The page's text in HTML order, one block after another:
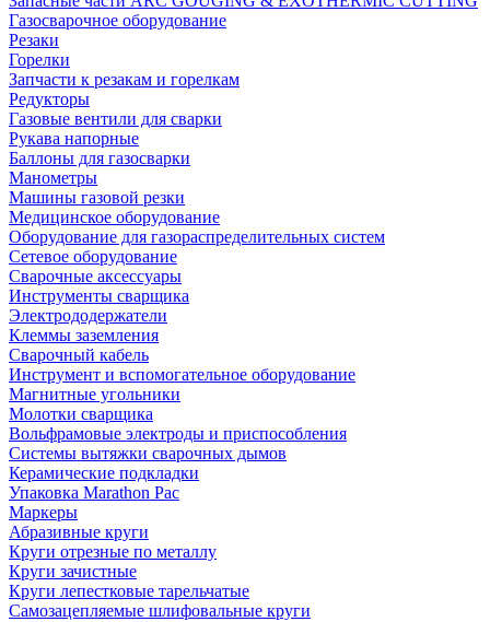
Газосварочное оборудование
Резаки
Горелки
Запчасти к резакам и горелкам
Редукторы
Газовые вентили для сварки
Рукава напорные
Баллоны для газосварки
Манометры
Машины газовой резки
Медицинское оборудование
Оборудование для газораспределительных систем
Сетевое оборудование
Сварочные аксессуары
Инструменты сварщика
Электрододержатели
Клеммы заземления
Сварочный кабель
Инструмент и вспомогательное оборудование
Магнитные угольники
Молотки сварщика
Вольфрамовые электроды и приспособления
Системы вытяжки сварочных дымов
Керамические подкладки
Упаковка Marathon Pac
Маркеры
Абразивные круги
Круги отрезные по металлу
Круги зачистные
Круги лепестковые тарельчатые
Самозацепляемые шлифовальные круги